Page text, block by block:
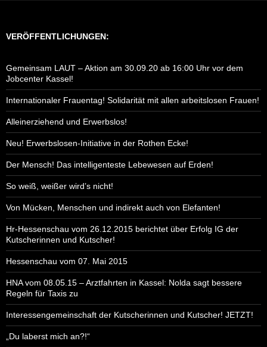
VERÖFFENTLICHUNGEN:
Gemeinsam LAUT – Aktion am 30.09.20 ab 16:00 Uhr vor dem
Jobcenter Kassel!
Internationaler Frauentag! Solidarität mit allen arbeitslosen Frauen!
Alleinerziehend und Erwerbslos!
Neu! Erwerbslosen-Initiative in der Rothen Ecke!
Der Mensch! Das intelligenteste Lebewesen auf Erden!
So weiß, weißer wird’s nicht!
Von Mücken, Menschen und indirekt auch von Elefanten!
Hr-Hessenschau vom 26.12.2015 berichtet über Erfolg IG der
Kutscherinnen und Kutscher!
Hessenschau vom 07. Mai 2015
HNA vom 08.05.15 – Arztfahrten in Kassel: Nolda sagt bessere
Regeln für Taxis zu
Interessengemeinschaft der Kutscherinnen und Kutscher! JETZT!
„Du laberst mich an?!“